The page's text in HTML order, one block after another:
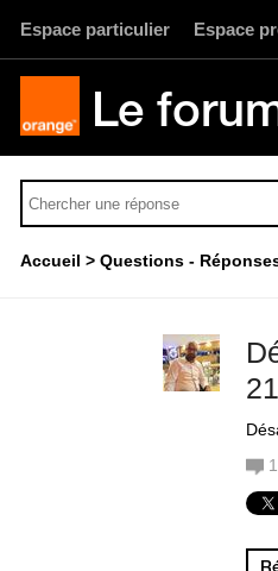
Espace particulier Espace
Le
Accueil Questions -
1